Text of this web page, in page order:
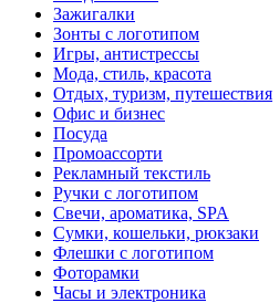
Зажигалки
Зонты с логотипом
Игры, антистрессы
Мода, стиль, красота
Отдых, туризм, путешествия
Офис и бизнес
Посуда
Промоассорти
Рекламный текстиль
Ручки с логотипом
Свечи, ароматика, SPA
Сумки, кошельки, рюкзаки
Флешки с логотипом
Фоторамки
Часы и электроника